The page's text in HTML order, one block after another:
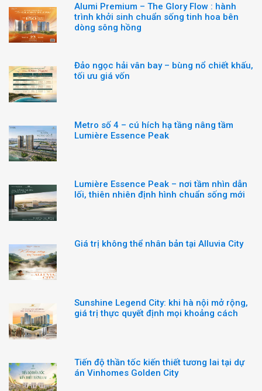
Alumi Premium – The Glory Flow : hành
trình khởi sinh chuẩn sống tinh hoa bên
dòng sông hồng
Đảo ngọc hải vân bay – bùng nổ chiết khấu,
tối ưu giá vốn
Metro số 4 – cú hích hạ tầng nâng tầm
Lumière Essence Peak
Lumière Essence Peak – nơi tầm nhìn dẫn
lối, thiên nhiên định hình chuẩn sống mới
Giá trị không thể nhân bản tại Alluvia City
Sunshine Legend City: khi hà nội mở rộng,
giá trị thực quyết định mọi khoảng cách
Tiến độ thần tốc kiến thiết tương lai tại dự
án Vinhomes Golden City